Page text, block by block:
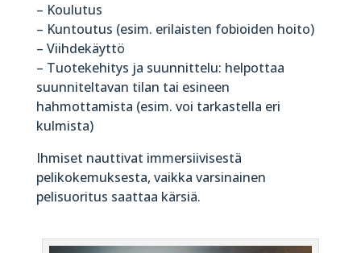
– Koulutus
– Kuntoutus (esim. erilaisten fobioiden hoito)
– Viihdekäyttö
– Tuotekehitys ja suunnittelu: helpottaa
suunniteltavan tilan tai esineen
hahmottamista (esim. voi tarkastella eri
kulmista)
Ihmiset nauttivat immersiivisestä
pelikokemuksesta, vaikka varsinainen
pelisuoritus saattaa kärsiä.